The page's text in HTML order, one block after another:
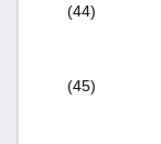
(44)
(45)